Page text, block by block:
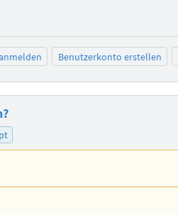
Benutzerkonto erstellen